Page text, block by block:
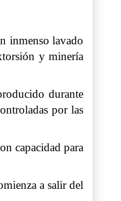
inmenso lavado
y minería
durante
por las
capacidad para
a salir del